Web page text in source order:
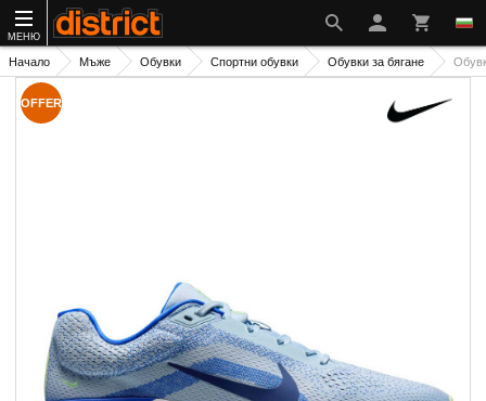
МЕНЮ
Начало Мъже Обувки Спортни обувки Обувки за бягане
OFFER